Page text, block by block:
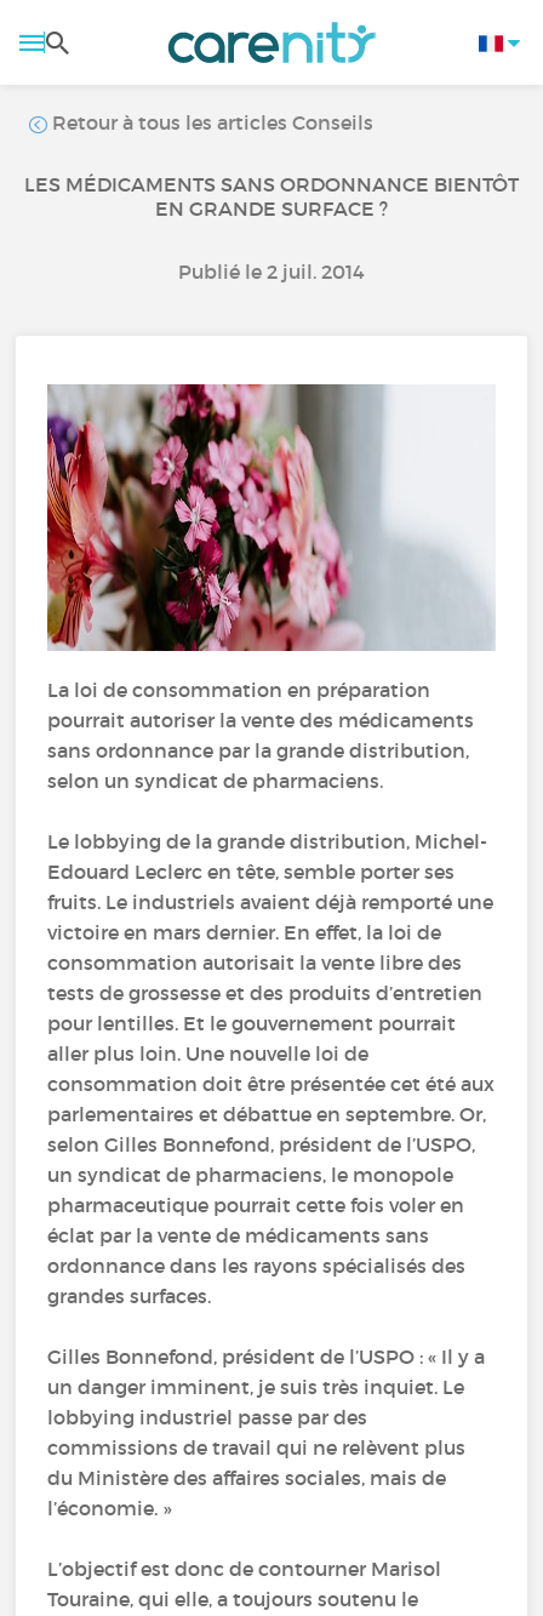
Retour à tous les articles Conseils
LES MÉDICAMENTS SANS ORDONNANCE BIENTÔT
EN GRANDE SURFACE ?
Publié le 2 juil. 2014
La loi de consommation en préparation
pourrait autoriser la vente des médicaments
sans ordonnance par la grande distribution,
selon un syndicat de pharmaciens.
Le lobbying de la grande distribution, Michel-
Edouard Leclerc en tête, semble porter ses
fruits. Le industriels avaient déjà remporté une
victoire en mars dernier. En effet, la loi de
consommation autorisait la vente libre des
tests de grossesse et des produits d’entretien
pour lentilles. Et le gouvernement pourrait
aller plus loin. Une nouvelle loi de
consommation doit être présentée cet été aux
parlementaires et débattue en septembre. Or,
selon Gilles Bonnefond, président de l’USPO,
un syndicat de pharmaciens, le monopole
pharmaceutique pourrait cette fois voler en
éclat par la vente de médicaments sans
ordonnance dans les rayons spécialisés des
grandes surfaces.
Gilles Bonnefond, président de l’USPO : « Il y a
un danger imminent, je suis très inquiet. Le
lobbying industriel passe par des
commissions de travail qui ne relèvent plus
du Ministère des affaires sociales, mais de
l’économie. »
L’objectif est donc de contourner Marisol
Touraine, qui elle, a toujours soutenu le